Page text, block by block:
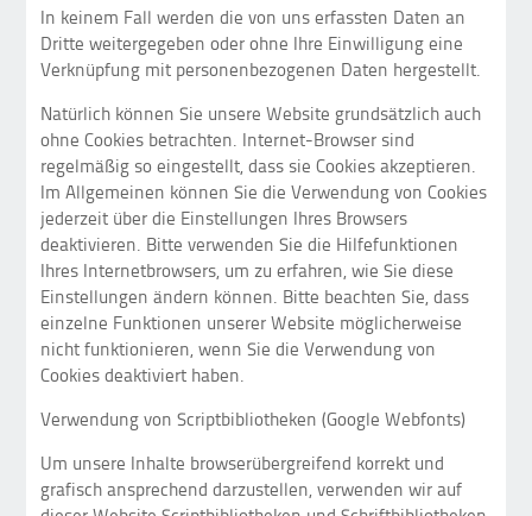
In keinem Fall werden die von uns erfassten Daten an
Dritte weitergegeben oder ohne Ihre Einwilligung eine
Verknüpfung mit personenbezogenen Daten hergestellt.
Natürlich können Sie unsere Website grundsätzlich auch
ohne Cookies betrachten. Internet-Browser sind
regelmäßig so eingestellt, dass sie Cookies akzeptieren.
Im Allgemeinen können Sie die Verwendung von Cookies
jederzeit über die Einstellungen Ihres Browsers
deaktivieren. Bitte verwenden Sie die Hilfefunktionen
Ihres Internetbrowsers, um zu erfahren, wie Sie diese
Einstellungen ändern können. Bitte beachten Sie, dass
einzelne Funktionen unserer Website möglicherweise
nicht funktionieren, wenn Sie die Verwendung von
Cookies deaktiviert haben.
Verwendung von Scriptbibliotheken (Google Webfonts)
Um unsere Inhalte browserübergreifend korrekt und
grafisch ansprechend darzustellen, verwenden wir auf